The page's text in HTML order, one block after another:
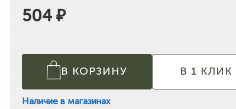
504 ₽
В КОРЗИНУ В 1 КЛИК
Наличие в магазинах